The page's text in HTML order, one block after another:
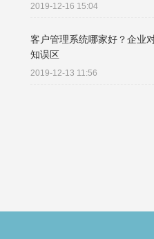
2019-12-16 15:04
客户管理系统哪家好？企业
知误区
2019-12-13 11:56